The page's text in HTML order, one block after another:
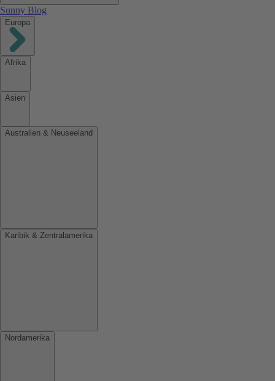
Sunny Blog
Europa
Afrika
Asien
Australien & Neuseeland
Karibik & Zentralamerika
Nordamerika